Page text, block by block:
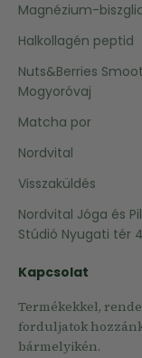
Magnézium-
Halkollagén peptid
Nuts&Berries
Mogyoróvaj
Matcha por
Nordvital
Visszaküldés
Nordvital Jóga és
Stúdió Nyugati tér
Kapcsolat
Termékekkel,
forduljatok
bármelyikén.